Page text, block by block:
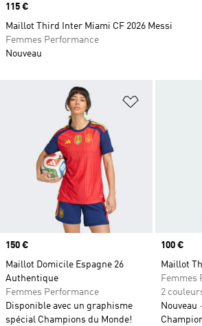
Ajouter à
Prix
150 €
Maillot Domicile Espagne 26
Authentique
Femmes Performance
Disponible avec un graphisme
spécial Champions du Monde!
Prix
100 €
Maillot
Femmes
2
Nouveau
Prix
115 €
Maillot Third Inter Miami CF 2026 Messi
Femmes Performance
Nouveau